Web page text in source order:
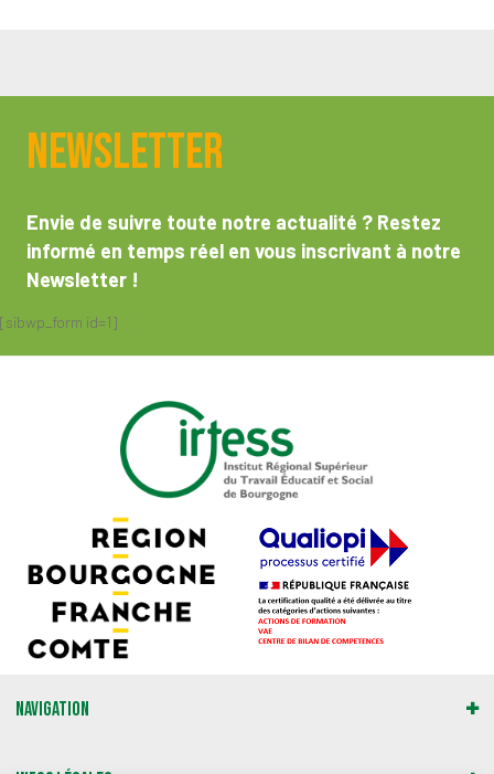
Newsletter
Envie de suivre toute notre actualité ? Restez
informé en temps réel en vous inscrivant à notre
Newsletter !
[sibwp_form id=1]
Navigation